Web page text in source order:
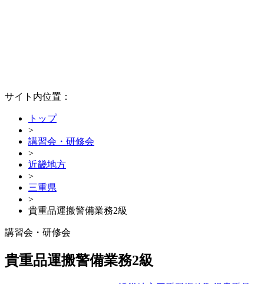
サイト内位置：
トップ
>
講習会・研修会
>
近畿地方
>
三重県
>
貴重品運搬警備業務2級
講習会・研修会
貴重品運搬警備業務2級